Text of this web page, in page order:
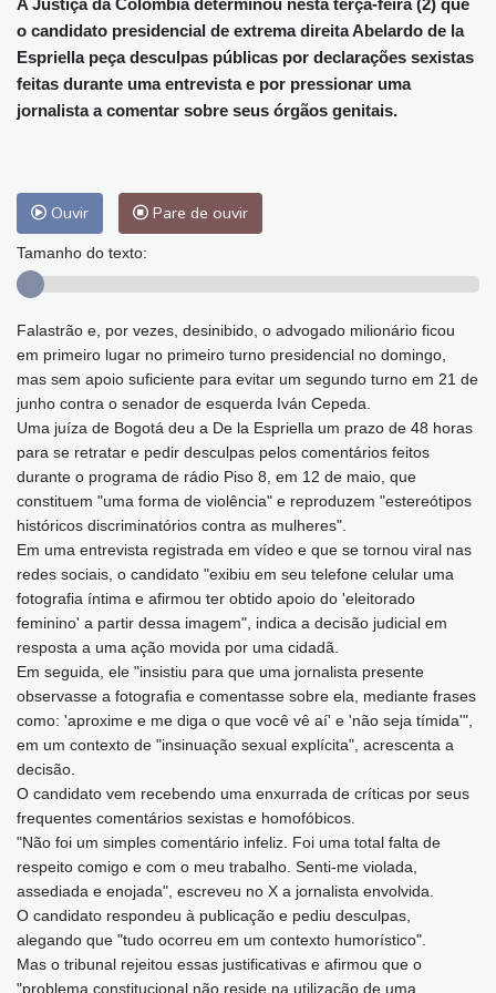
o candidato presidencial de extrema direita Abelardo de la
Espriella peça desculpas públicas por declarações sexistas
feitas durante uma entrevista e por pressionar uma
jornalista a comentar sobre seus órgãos genitais.
Ouvir Pare de ouvir
Tamanho do texto:
Falastrão e, por vezes, desinibido, o advogado milionário ficou
em primeiro lugar no primeiro turno presidencial no domingo,
mas sem apoio suficiente para evitar um segundo turno em 21 de
junho contra o senador de esquerda Iván Cepeda.
Uma juíza de Bogotá deu a De la Espriella um prazo de 48 horas
para se retratar e pedir desculpas pelos comentários feitos
durante o programa de rádio Piso 8, em 12 de maio, que
constituem "uma forma de violência" e reproduzem "estereótipos
históricos discriminatórios contra as mulheres".
Em uma entrevista registrada em vídeo e que se tornou viral nas
redes sociais, o candidato "exibiu em seu telefone celular uma
fotografia íntima e afirmou ter obtido apoio do 'eleitorado
feminino' a partir dessa imagem", indica a decisão judicial em
resposta a uma ação movida por uma cidadã.
Em seguida, ele "insistiu para que uma jornalista presente
observasse a fotografia e comentasse sobre ela, mediante frases
como: 'aproxime e me diga o que você vê aí' e 'não seja tímida'",
em um contexto de "insinuação sexual explícita", acrescenta a
decisão.
O candidato vem recebendo uma enxurrada de críticas por seus
frequentes comentários sexistas e homofóbicos.
"Não foi um simples comentário infeliz. Foi uma total falta de
respeito comigo e com o meu trabalho. Senti-me violada,
assediada e enojada", escreveu no X a jornalista envolvida.
O candidato respondeu à publicação e pediu desculpas,
alegando que "tudo ocorreu em um contexto humorístico".
Mas o tribunal rejeitou essas justificativas e afirmou que o
"problema constitucional não reside na utilização de uma